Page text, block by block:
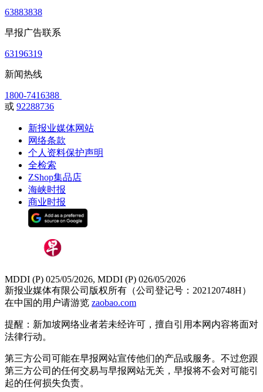
63883838
早报广告联系
63196319
新闻热线
1800-7416388
或 92288736
新报业媒体网站
网络条款
个人资料保护声明
全检索
ZShop集品店
海峡时报
商业时报
MDDI (P) 025/05/2026, MDDI (P) 026/05/2026
新报业媒体有限公司版权所有（公司登记号：202120748H）
在中国的用户请游览 zaobao.com
提醒：新加坡网络业者若未经许可，擅自引用本网内容将面对
法律行动。
第三方公司可能在早报网站宣传他们的产品或服务。不过您跟
第三方公司的任何交易与早报网站无关，早报将不会对可能引
起的任何损失负责。